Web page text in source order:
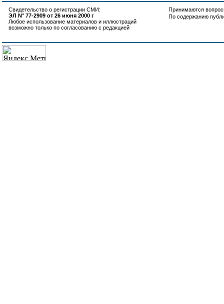
Свидетельство о регистрации СМИ:
ЭЛ N° 77-2909 от 26 июня 2000 г
Любое использование материалов и иллюстраций
возможно только по согласованию с редакцией
Принимаются
По содержанию